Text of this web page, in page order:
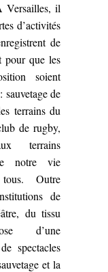
Versailles, il
d’activités
de
pour que les
soient
sauvetage de
terrains du
de rugby,
terrains
notre vie
Outre
de
du tissu
d’une
spectacles
et la